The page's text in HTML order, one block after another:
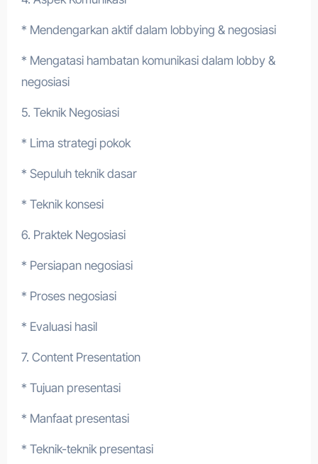
* Mendengarkan aktif dalam lobbying & negosiasi
* Mengatasi hambatan komunikasi dalam lobby &
negosiasi
5. Teknik Negosiasi
* Lima strategi pokok
* Sepuluh teknik dasar
* Teknik konsesi
6. Praktek Negosiasi
* Persiapan negosiasi
* Proses negosiasi
* Evaluasi hasil
7. Content Presentation
* Tujuan presentasi
* Manfaat presentasi
* Teknik-teknik presentasi